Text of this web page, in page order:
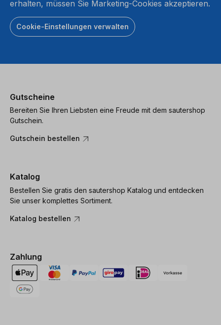
erhalten, müssen Sie Marketing-Cookies akzeptieren.
Cookie-Einstellungen verwalten
Gutscheine
Bereiten Sie Ihren Liebsten eine Freude mit dem sautershop
Gutschein.
Gutschein bestellen
Katalog
Bestellen Sie gratis den sautershop Katalog und entdecken
Sie unser komplettes Sortiment.
Katalog bestellen
Zahlung